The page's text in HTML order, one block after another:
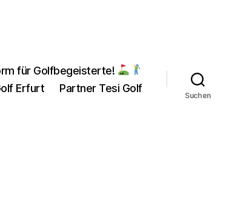
für Golfbegeisterte!
Erfurt
Partner Tesi Golf
Suchen